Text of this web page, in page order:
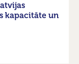
kapacitāte un